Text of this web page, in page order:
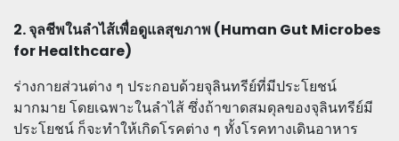
2. จุลชีพในลำไส้เพื่อดูแลสุขภาพ (Human Gut Microbes
for Healthcare)
ร่างกายส่วนต่าง ๆ ประกอบด้วยจุลินทรีย์ที่มีประโยชน์
มากมาย โดยเฉพาะในลำไส้ ซึ่งถ้าขาดสมดุลของจุลินทรีย์มี
ประโยชน์ ก็จะทำให้เกิดโรคต่าง ๆ ทั้งโรคทางเดินอาหาร